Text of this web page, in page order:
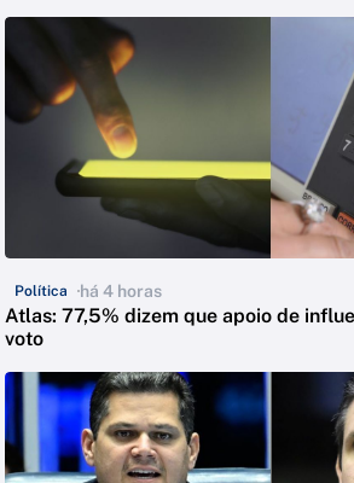
Política há 4 horas
Atlas: 77,5% dizem que apoio de
voto